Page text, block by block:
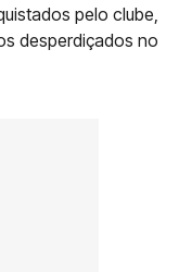
pelo clube,
desperdiçados no